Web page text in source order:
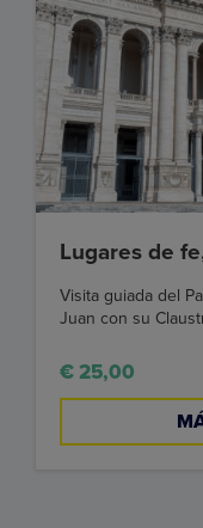
Lugares de
Visita guiada del
Juan con su
€ 25,00